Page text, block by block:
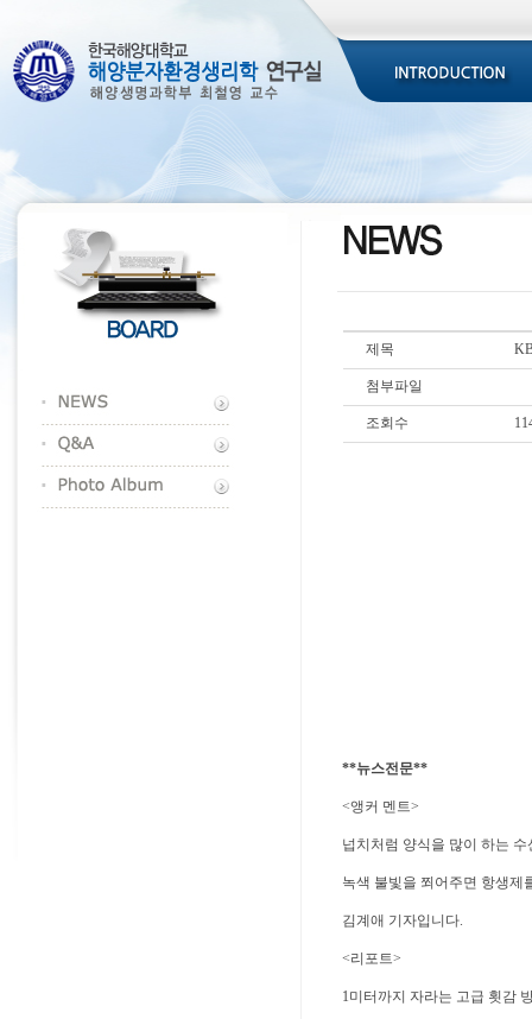
제목
첨부파일
조회수
**뉴스전문**
<앵커 멘트>
넙치처럼 양식을 많이 하는
녹색 불빛을 쬐어주면 항생제
김계애 기자입니다.
<리포트>
1미터까지 자라는 고급 횟감